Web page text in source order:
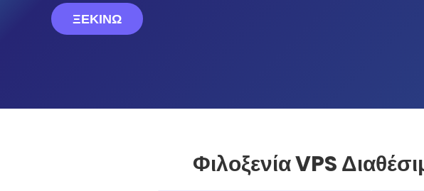
ΞΕΚΙΝΏ
Φιλοξενία VPS